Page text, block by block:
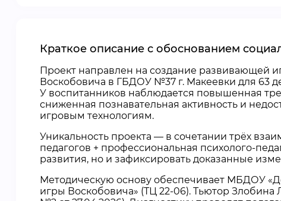
Краткое описание с обоснованием
Проект направлен на создание развивающей
Воскобовича в ГБДОУ №37 г. Макеевки для 63
У воспитанников наблюдается повышенная
сниженная познавательная активность и
игровым технологиям.
Уникальность проекта — в сочетании трёх
педагогов + профессиональная психолого-
развития, но и зафиксировать доказанные
Методическую основу обеспечивает МБДОУ
игры Воскобовича» (ТЦ 22-06). Тьютор